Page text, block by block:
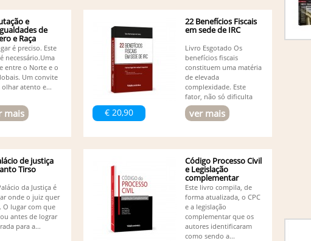
e
de
e Raça
é preciso. Este
necessário.Uma
entre o Norte e o
Um convite
olhar atento e...
mais € 20,90
22 Benefícios Fiscais
em sede de IRC
Livro Esgotado Os
benefícios fiscais
constituem uma matéria
de elevada
complexidade. Este
fator, não só dificulta
a...
ver mais
de justiça
Tirso
da Justiça é
onde o juiz quer
O lugar com que
antes de lograr
para a...
Código Processo Civil
e Legislação
complementar
Este livro compila, de
forma atualizada, o CPC
e a legislação
complementar que os
autores identificaram
como sendo a...